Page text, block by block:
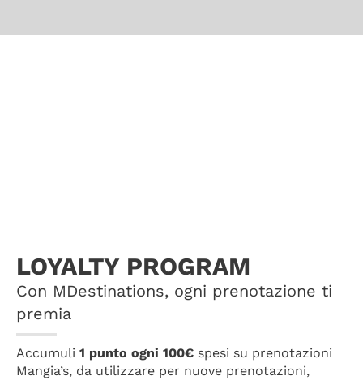
LOYALTY PROGRAM
Con MDestinations, ogni prenotazione ti
premia
Accumuli 1 punto ogni 100€ spesi su prenotazioni
Mangia’s, da utilizzare per nuove prenotazioni,